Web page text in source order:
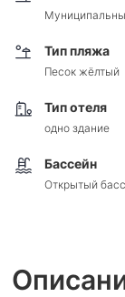
Тип пляжа
Песок жёлтый
Тип отеля
одно здание
Бассейн
Открытый